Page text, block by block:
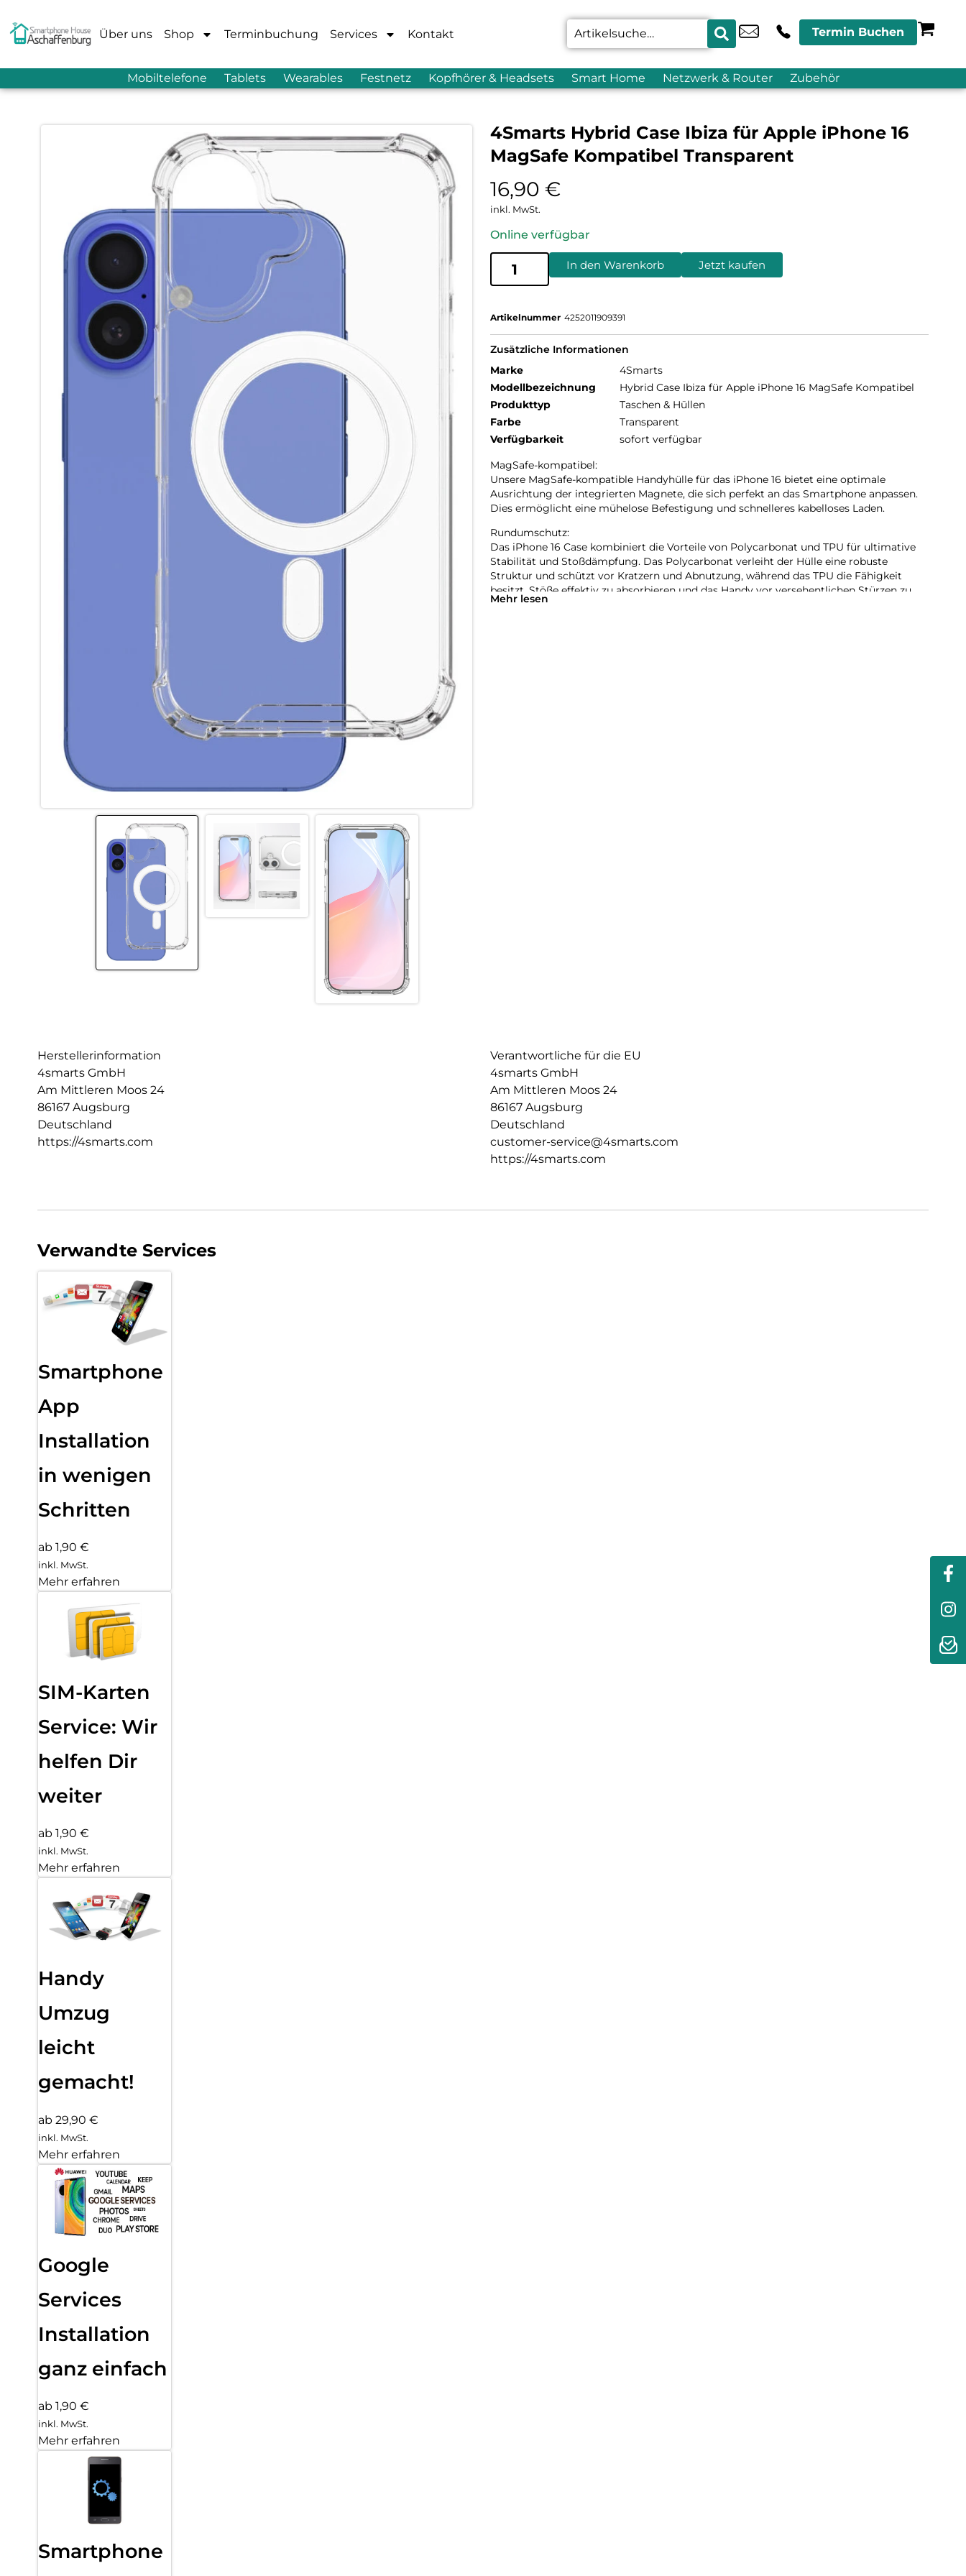
Über uns Shop Terminbuchung Services Kontakt Termin Buchen
Mobiltelefone Tablets Wearables Festnetz Kopfhörer & Headsets Smart Home Netzwerk & Router Zubehör
4Smarts Hybrid Case Ibiza für Apple iPhone 16
MagSafe Kompatibel Transparent
16,90 €
inkl. MwSt.
Online verfügbar
In den Warenkorb Jetzt kaufen
Artikelnummer 4252011909391
Zusätzliche Informationen
Marke
4Smarts
Modellbezeichnung
Hybrid Case Ibiza für Apple iPhone 16 MagSafe Kompatibel
Produkttyp
Taschen & Hüllen
Farbe
Transparent
Verfügbarkeit
sofort verfügbar
MagSafe-kompatibel:
Unsere MagSafe-kompatible Handyhülle für das iPhone 16 bietet eine optimale
Ausrichtung der integrierten Magnete, die sich perfekt an das Smartphone anpassen.
Dies ermöglicht eine mühelose Befestigung und schnelleres kabelloses Laden.
Rundumschutz:
Das iPhone 16 Case kombiniert die Vorteile von Polycarbonat und TPU für ultimative
Stabilität und Stoßdämpfung. Das Polycarbonat verleiht der Hülle eine robuste
Struktur und schützt vor Kratzern und Abnutzung, während das TPU die Fähigkeit
besitzt, Stöße effektiv zu absorbieren und das Handy vor versehentlichen Stürzen zu
schützen.
Mehr lesen
Herstellerinformation
4smarts GmbH
Am Mittleren Moos 24
86167 Augsburg
Deutschland
https://4smarts.com
Verantwortliche für die EU
4smarts GmbH
Am Mittleren Moos 24
86167 Augsburg
Deutschland
customer-service@4smarts.com
https://4smarts.com
Verwandte Services
Smartphone
App
Installation
in wenigen
Schritten
ab 1,90 €
inkl. MwSt.
Mehr erfahren
SIM-Karten
Service: Wir
helfen Dir
weiter
ab 1,90 €
inkl. MwSt.
Mehr erfahren
Handy
Umzug
leicht
gemacht!
ab 29,90 €
inkl. MwSt.
Mehr erfahren
Google
Services
Installation
ganz einfach
ab 1,90 €
inkl. MwSt.
Mehr erfahren
Smartphone